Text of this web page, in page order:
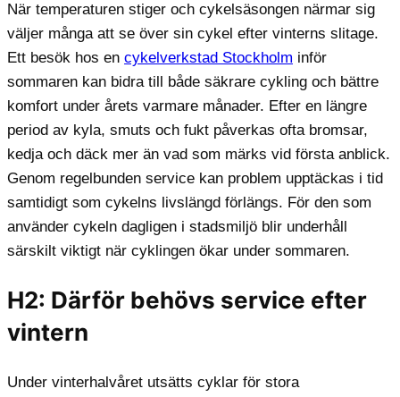
När temperaturen stiger och cykelsäsongen närmar sig
väljer många att se över sin cykel efter vinterns slitage.
Ett besök hos en cykelverkstad Stockholm inför
sommaren kan bidra till både säkrare cykling och bättre
komfort under årets varmare månader. Efter en längre
period av kyla, smuts och fukt påverkas ofta bromsar,
kedja och däck mer än vad som märks vid första anblick.
Genom regelbunden service kan problem upptäckas i tid
samtidigt som cykelns livslängd förlängs. För den som
använder cykeln dagligen i stadsmiljö blir underhåll
särskilt viktigt när cyklingen ökar under sommaren.
H2: Därför behövs service efter
vintern
Under vinterhalvåret utsätts cyklar för stora